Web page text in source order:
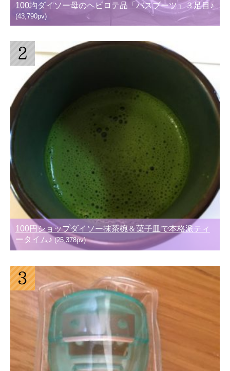
100均ダイソー母のヘビロテ品「バスブーツ」３足目♪
(43,790pv)
100円ショップダイソー抹茶椀＆菓子皿で本格派ティ
ータイム♪ (25,378pv)